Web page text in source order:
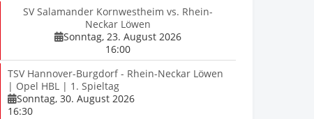
SV Salamander Kornwestheim vs. Rhein-
Neckar Löwen
Sonntag, 23. August 2026
16:00
TSV Hannover-Burgdorf - Rhein-Neckar Löwen
| Opel HBL | 1. Spieltag
Sonntag, 30. August 2026
16:30